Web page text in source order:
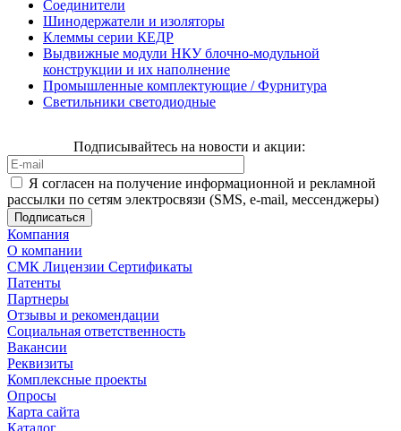
Соединители
Шинодержатели и изоляторы
Клеммы серии КЕДР
Выдвижные модули НКУ блочно-модульной
конструкции и их наполнение
Промышленные комплектующие / Фурнитура
Светильники светодиодные
Подписывайтесь на новости и акции:
Я согласен на получение информационной и рекламной
рассылки по сетям электросвязи (SMS, e-mail, мессенджеры)
Компания
О компании
СМК Лицензии Сертификаты
Патенты
Партнеры
Отзывы и рекомендации
Социальная ответственность
Вакансии
Реквизиты
Комплексные проекты
Опросы
Карта сайта